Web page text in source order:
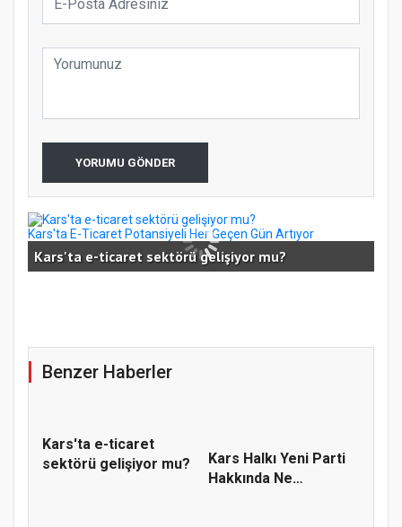
YORUMU GÖNDER
Kars'ta E-Ticaret Potansiyeli Her Geçen Gün Artıyor
Kars'ta e-ticaret sektörü gelişiyor mu?
Benzer Haberler
Kars'ta e-ticaret
sektörü gelişiyor mu?
Kars Halkı Yeni Parti
Hakkında Ne